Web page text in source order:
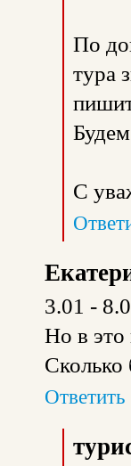
По
тура
С
3.01 -
Но в это
Сколько
Ответить